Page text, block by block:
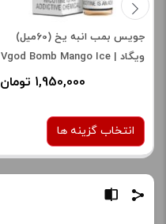
جویس بمب انبه یخ (60میل)
ویگاد | Vgod Bomb Mango Ice
1,950,000 تومان
انتخاب گزینه ها